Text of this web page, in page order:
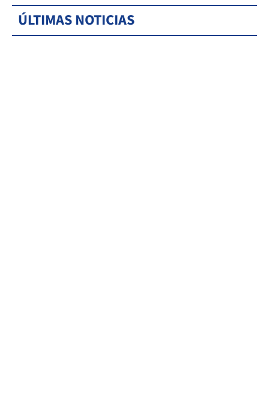
ÚLTIMAS NOTICIAS